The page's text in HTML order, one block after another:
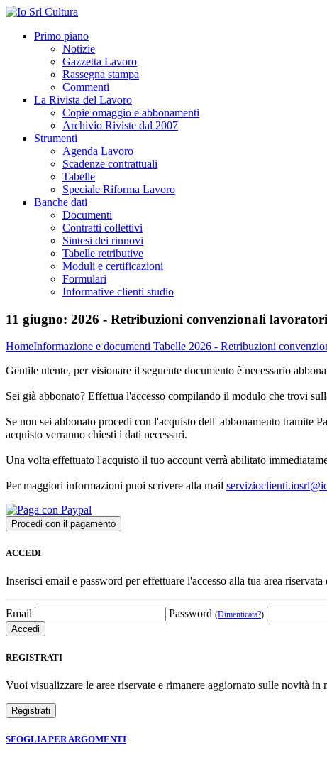
Primo piano
Notizie
Gazzetta Lavoro
Rassegna stampa
Commenti
La Rivista del Lavoro
Copie omaggio e abbonamenti
Archivio Riviste dal 2007
Strumenti
Agenda Lavoro
Scadenze contrattuali
Tabelle
Speciale Riforma Lavoro
Banche dati
Documenti
Contratti collettivi
Sintesi dei rinnovi
Tabelle retributive
Moduli e certificazioni
Formulari
Informative clienti studio
11 giugno: 2026 - Retribuzioni convenzionali
HomeInformazione e documenti Tabelle 2026 - Retribuzioni
Gentile utente, per visionare il seguente documento è necessario
Sei già abbonato? Effettua l'accesso compilando il modulo che trovi
Se non sei abbonato procedi con l'acquisto dell' abbonamento tramite
acquisto verranno chiesti i dati necessari.
Una volta effettuato l'acquisto il tuo account verrà abilitato
Per maggiori informazioni puoi scrivere alla mail
ACCEDI
Inserisci email e password per effettuare l'accesso alla tua area
Email Password (Dimenticata?)
REGISTRATI
Vuoi visualizzare le aree riservate e rimanere aggiornato sulle novità
SFOGLIA PER ARGOMENTI